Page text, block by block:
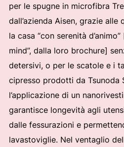
per le spugne in microfibra
dall’azienda Aisen, grazie
la casa “con serenità
mind”, dalla loro brochure]
detersivi, o per le scatole e i
cipresso prodotti da Tsunoda
l’applicazione di un
garantisce longevità agli
dalle fessurazioni e
lavastoviglie. Nel ventaglio